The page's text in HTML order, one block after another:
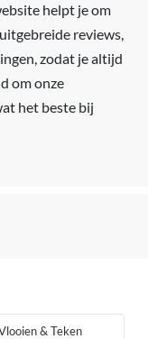
helpt je om
reviews,
zodat je altijd
om onze
het beste bij
& Teken